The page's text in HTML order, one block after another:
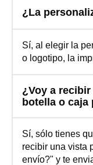
¿La
Sí, al elegir la
o logotipo, la
¿Voy a
botella o caja
Sí, sólo tienes
recibir una vista
envío?" y te